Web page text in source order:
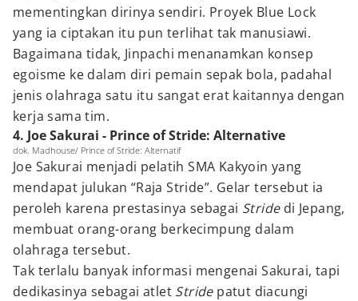
mementingkan dirinya sendiri. Proyek Blue Lock
yang ia ciptakan itu pun terlihat tak manusiawi.
Bagaimana tidak, Jinpachi menanamkan konsep
egoisme ke dalam diri pemain sepak bola, padahal
jenis olahraga satu itu sangat erat kaitannya dengan
kerja sama tim.
4. Joe Sakurai - Prince of Stride: Alternative
dok. Madhouse/ Prince of Stride: Alternatif
Joe Sakurai menjadi pelatih SMA Kakyoin yang
mendapat julukan “Raja Stride”. Gelar tersebut ia
peroleh karena prestasinya sebagai Stridedi Jepang,
membuat orang-orang berkecimpung dalam
olahraga tersebut.
Tak terlalu banyak informasi mengenai Sakurai, tapi
dedikasinya sebagai atlet Stridepatut diacungi